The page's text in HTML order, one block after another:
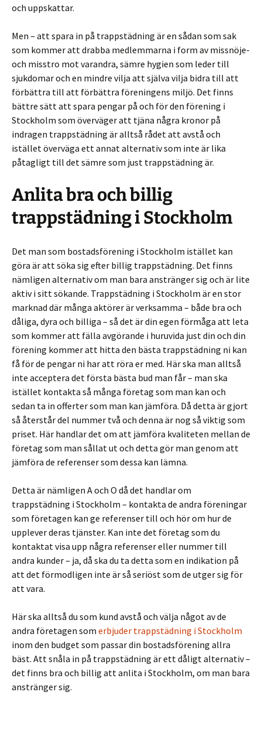
och uppskattar.
Men – att spara in på trappstädning är en sådan som sak
som kommer att drabba medlemmarna i form av missnöje-
och misstro mot varandra, sämre hygien som leder till
sjukdomar och en mindre vilja att själva vilja bidra till att
förbättra till att förbättra föreningens miljö. Det finns
bättre sätt att spara pengar på och för den förening i
Stockholm som överväger att tjäna några kronor på
indragen trappstädning är alltså rådet att avstå och
istället överväga ett annat alternativ som inte är lika
påtagligt till det sämre som just trappstädning är.
Anlita bra och billig
trappstädning i Stockholm
Det man som bostadsförening i Stockholm istället kan
göra är att söka sig efter billig trappstädning. Det finns
nämligen alternativ om man bara anstränger sig och är lite
aktiv i sitt sökande. Trappstädning i Stockholm är en stor
marknad där många aktörer är verksamma – både bra och
dåliga, dyra och billiga – så det är din egen förmåga att leta
som kommer att fälla avgörande i huruvida just din och din
förening kommer att hitta den bästa trappstädning ni kan
få för de pengar ni har att röra er med. Här ska man alltså
inte acceptera det första bästa bud man får – man ska
istället kontakta så många företag som man kan och
sedan ta in offerter som man kan jämföra. Då detta är gjort
så återstår del nummer två och denna är nog så viktig som
priset. Här handlar det om att jämföra kvaliteten mellan de
företag som man sållat ut och detta gör man genom att
jämföra de referenser som dessa kan lämna.
Detta är nämligen A och O då det handlar om
trappstädning i Stockholm – kontakta de andra föreningar
som företagen kan ge referenser till och hör om hur de
upplever deras tjänster. Kan inte det företag som du
kontaktat visa upp några referenser eller nummer till
andra kunder – ja, då ska du ta detta som en indikation på
att det förmodligen inte är så seriöst som de utger sig för
att vara.
Här ska alltså du som kund avstå och välja något av de
andra företagen som erbjuder trappstädning i Stockholm
inom den budget som passar din bostadsförening allra
bäst. Att snåla in på trappstädning är ett dåligt alternativ –
det finns bra och billig att anlita i Stockholm, om man bara
anstränger sig.